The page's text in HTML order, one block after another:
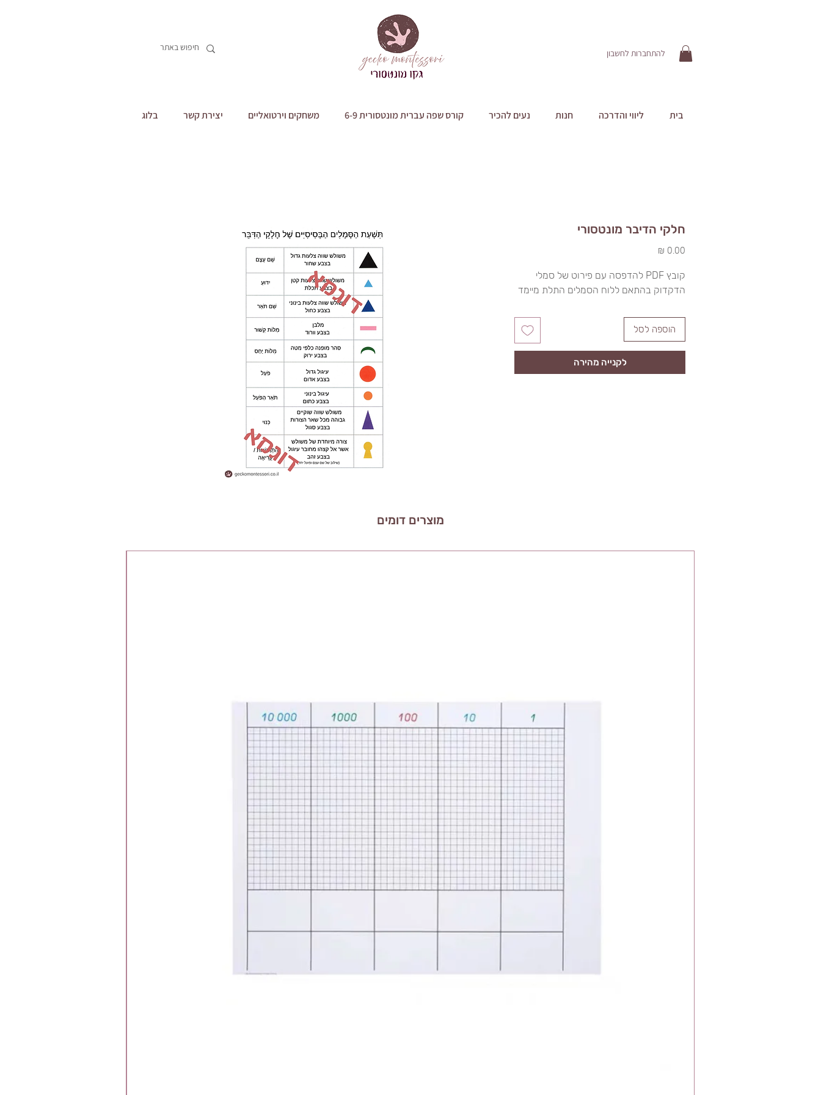
להתחברות לחשבון
בית ליווי והדרכה חנות נעים להכיר קורס שפה עברית מונטסורית 6-9 משחקים וירטואליים יצירת קשר בלוג
חלקי הדיבר מונטסורי
קובץ PDF להדפסה עם פירוט של סמלי
הדקדוק בהתאם ללוח הסמלים התלת מיימד
הוספה לסל
לקנייה מהירה
מוצרים דומים